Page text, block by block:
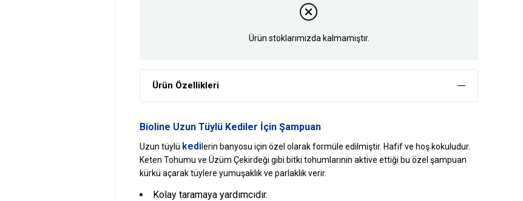
Ürün stoklarımızda kalmamıştır.
Ürün Özellikleri
Bioline Uzun Tüylü Kediler İçin Şampuan
Uzun tüylü kedi lerin banyosu için özel olarak formüle edilmiştir. Hafif ve hoş kokuludur.
Keten Tohumu ve Üzüm Çekirdeği gibi bitki tohumlarının aktive ettiği bu özel şampuan
kürkü açarak tüylere yumuşaklık ve parlaklık verir.
Kolay taramaya yardımcıdır.